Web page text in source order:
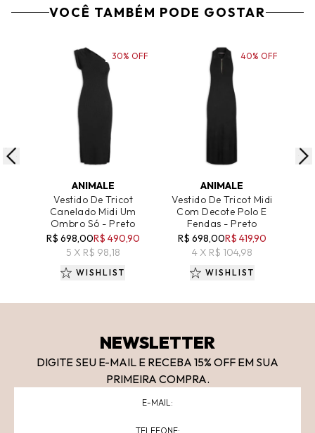
VOCÊ TAMBÉM PODE GOSTAR
ADICIONAR AO CARRINHO
ANIMALE
Vestido De Tricot
Canelado Midi Um
Ombro Só - Preto
R$ 698,00R$ 490,90
5 X R$ 98,18
30% OFF
WISHLIST
ADICIONAR AO CARRINHO
ANIMALE
Vestido De Tricot Midi
Com Decote Polo E
Fendas - Preto
R$ 698,00R$ 419,90
4 X R$ 104,98
40% OFF
WISHLIST
NEWSLETTER
DIGITE SEU E-MAIL E RECEBA 15% OFF EM SUA
PRIMEIRA COMPRA.